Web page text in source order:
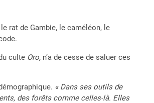
rat de Gambie, le caméléon, le
culte Oro, n’a de cesse de saluer ces
« Dans ses outils de
des forêts comme celles-là. Elles